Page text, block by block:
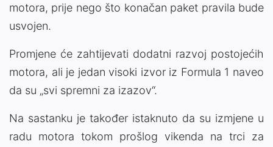
motora, prije nego što konačan paket pravila bude
usvojen.
Promjene će zahtijevati dodatni razvoj postojećih
motora, ali je jedan visoki izvor iz Formula 1 naveo
da su „svi spremni za izazov“.
Na sastanku je također istaknuto da su izmjene u
radu motora tokom prošlog vikenda na trci za